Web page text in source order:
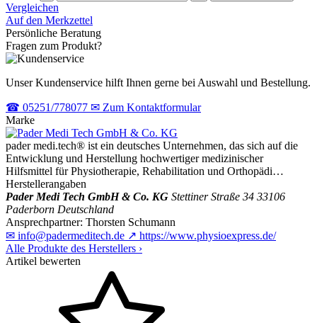
Vergleichen
Auf den Merkzettel
Persönliche Beratung
Fragen zum Produkt?
Unser Kundenservice hilft Ihnen gerne bei Auswahl und Bestellung.
☎ 05251/778077 ✉ Zum Kontaktformular
Marke
pader medi.tech® ist ein deutsches Unternehmen, das sich auf die
Entwicklung und Herstellung hochwertiger medizinischer
Hilfsmittel für Physiotherapie, Rehabilitation und Orthopädi…
Herstellerangaben
Pader Medi Tech GmbH & Co. KG Stettiner Straße 34 33106
Paderborn Deutschland
Ansprechpartner: Thorsten Schumann
✉ info@padermeditech.de ↗ https://www.physioexpress.de/
Alle Produkte des Herstellers ›
Artikel bewerten